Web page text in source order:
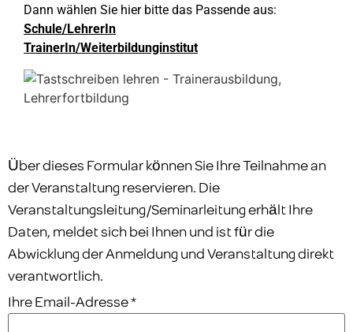
Dann wählen Sie hier bitte das Passende aus:
Schule/LehrerIn
TrainerIn/Weiterbildunginstitut
Über dieses Formular können Sie Ihre Teilnahme an
der Veranstaltung reservieren. Die
Veranstaltungsleitung/Seminarleitung erhält Ihre
Daten, meldet sich bei Ihnen und ist für die
Abwicklung der Anmeldung und Veranstaltung direkt
verantwortlich.
Ihre Email-Adresse*